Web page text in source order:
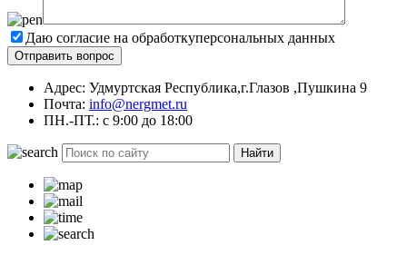
Даю согласие на обработкуперсональных данных
Адрес: Удмуртская Республика,г.Глазов ,Пушкина 9
Почта: info@nergmet.ru
ПН.-ПТ.: с 9:00 до 18:00
Найти